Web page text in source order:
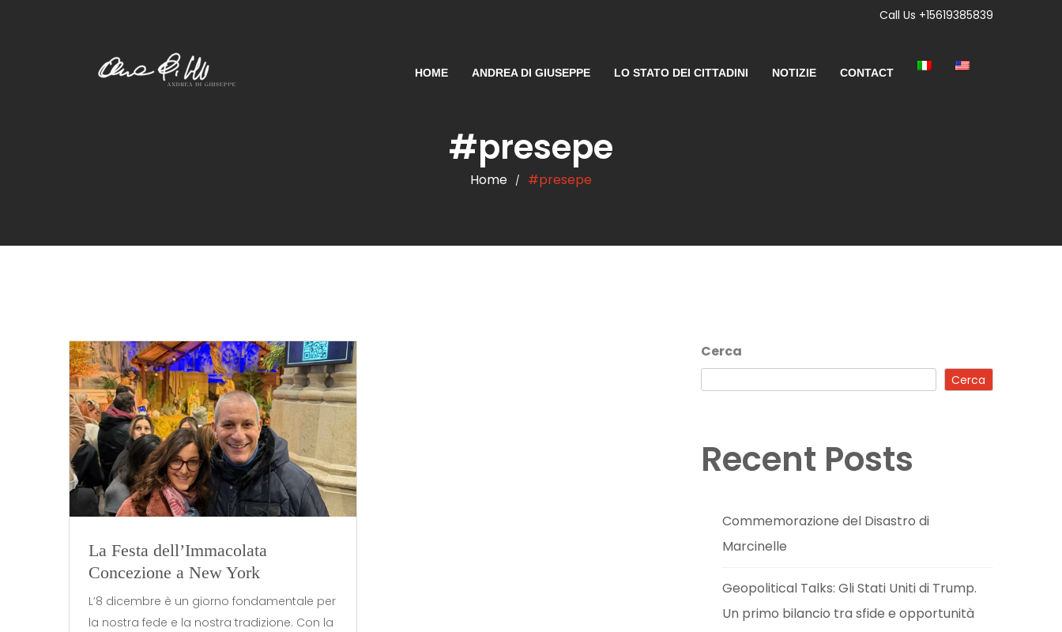
Call Us +15619385839
HOME ANDREA DI GIUSEPPE LO STATO DEI CITTADINI NOTIZIE CONTACT
#presepe
Home / #presepe
La Festa dell’Immacolata
Concezione a New York
L’8 dicembre è un giorno fondamentale per
la nostra fede e la nostra tradizione. Con la
Cerca
Cerca
Recent Posts
Commemorazione del Disastro di
Marcinelle
Geopolitical Talks: Gli Stati Uniti di Trump.
Un primo bilancio tra sfide e opportunità